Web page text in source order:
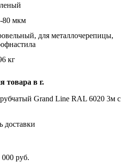
80 мкм
для металлочерепицы,
кг
товара в г.
Grand Line RAL 6020 3м с
доставки
000 руб.